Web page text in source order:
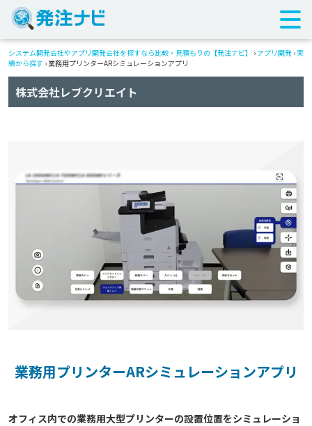
システム開発会社やアプリ開発会社を探すなら比較・見積もりの【発注ナビ】 › アプリ開発 › 実
績から探す › 業務用プリンターARシミュレーションアプリ
株式会社レブクリエイト
業務用プリンターARシミュレーションアプリ
オフィス内での業務用大型プリンターの設置位置をシミュレーショ